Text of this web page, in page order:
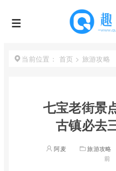
当前位置： 首页 > 旅游攻略
七宝老街景
古镇必去
阿麦 旅游攻略
前